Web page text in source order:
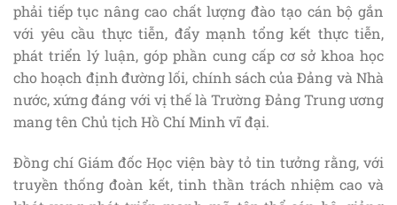
phải tiếp tục nâng cao chất lượng đào tạo cán bộ gắn
với yêu cầu thực tiễn, đẩy mạnh tổng kết thực tiễn,
phát triển lý luận, góp phần cung cấp cơ sở khoa học
cho hoạch định đường lối, chính sách của Đảng và Nhà
nước, xứng đáng với vị thế là Trường Đảng Trung ương
mang tên Chủ tịch Hồ Chí Minh vĩ đại.
Đồng chí Giám đốc Học viện bày tỏ tin tưởng rằng, với
truyền thống đoàn kết, tinh thần trách nhiệm cao và